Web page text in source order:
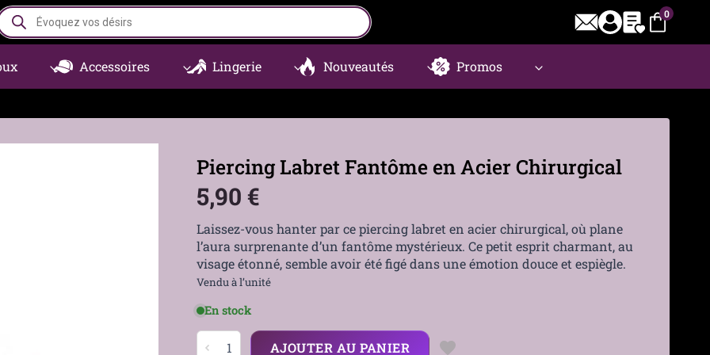
0
Accessoires Lingerie Nouveautés Promos
Piercing Labret Fantôme en Acier Chirurgical
5,90 €
Laissez-vous hanter par ce piercing labret en acier chirurgical, où plane
l’aura surprenante d’un fantôme mystérieux. Ce petit esprit charmant, au
visage étonné, semble avoir été figé dans une émotion douce et espiègle.
Vendu à l’unité
En stock
quantité
AJOUTER AU PANIER